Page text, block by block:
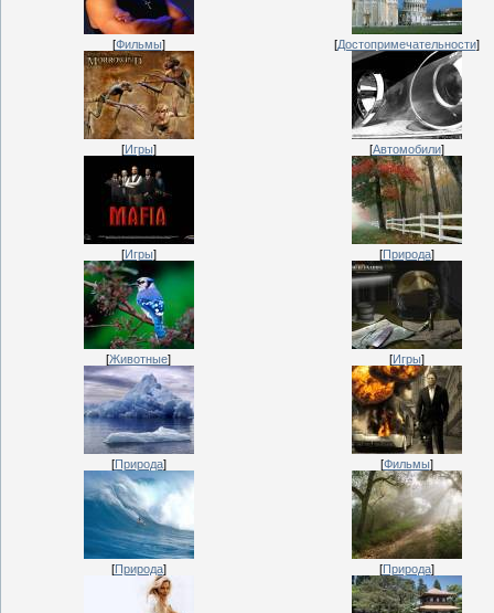
[Фильмы] [Достопримечательности]
[Игры] [Автомобили]
[Игры] [Природа]
[Животные] [Игры]
[Природа] [Фильмы]
[Природа] [Природа]